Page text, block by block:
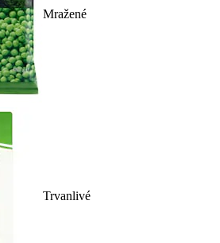
Mražené
Trvanlivé